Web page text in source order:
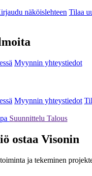
näköislehteen Tilaa
Myynnin yhteystiedot
Myynnin yhteystiedot
Suunnittelu Talous
ostaa Visonin
ja tekeminen